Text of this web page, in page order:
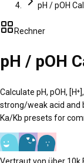
pH / pOH
Rechner
pH / pOH
Calculate pH, pOH,
strong/weak acid and
Ka/Kb presets for
Vertraut von über 10k